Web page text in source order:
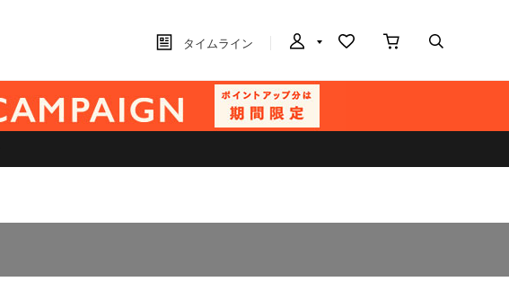
タイムライン